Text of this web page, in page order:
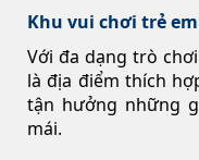
Khu vui chơi trẻ em
Với đa dạng trò
là địa điểm thích
tận hưởng những
mái.